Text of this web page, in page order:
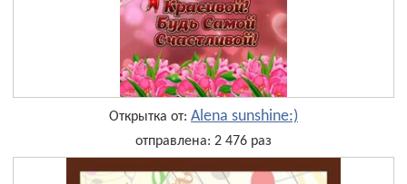
Открытка от: Alena sunshine:)
отправлена: 2 476 раз